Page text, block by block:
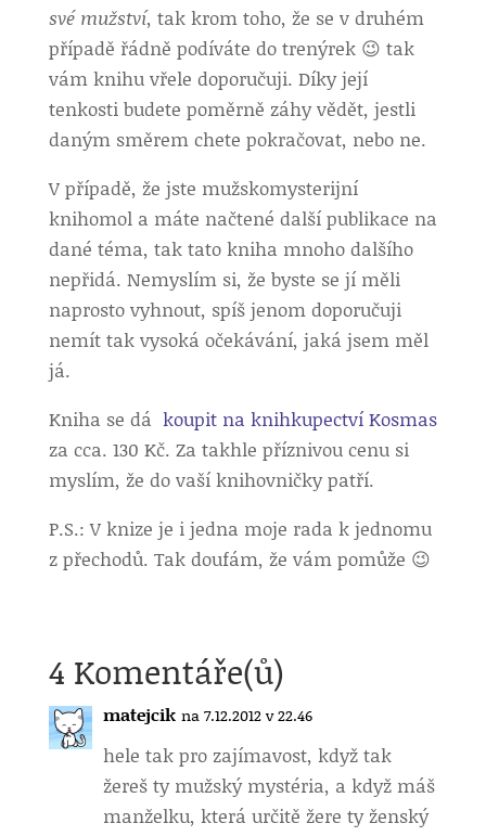
své mužství, tak krom toho, že se v druhém
případě řádně podíváte do trenýrek 😉 tak
vám knihu vřele doporučuji. Díky její
tenkosti budete poměrně záhy vědět, jestli
daným směrem chete pokračovat, nebo ne.
V případě, že jste mužskomysterijní
knihomol a máte načtené další publikace na
dané téma, tak tato kniha mnoho dalšího
nepřidá. Nemyslím si, že byste se jí měli
naprosto vyhnout, spíš jenom doporučuji
nemít tak vysoká očekávání, jaká jsem měl
já.
Kniha se dá koupit na knihkupectví Kosmas
za cca. 130 Kč. Za takhle příznivou cenu si
myslím, že do vaší knihovničky patří.
P.S.: V knize je i jedna moje rada k jednomu
z přechodů. Tak doufám, že vám pomůže 😉
4 Komentáře(ů)
matejcik na 7.12.2012 v 22.46
hele tak pro zajímavost, když tak
žereš ty mužský mystéria, a když máš
manželku, která určitě žere ty ženský